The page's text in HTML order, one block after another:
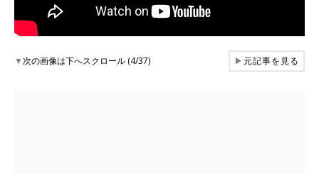
▼次の画像は下へスクロール (4/37) ▶元記事を見る